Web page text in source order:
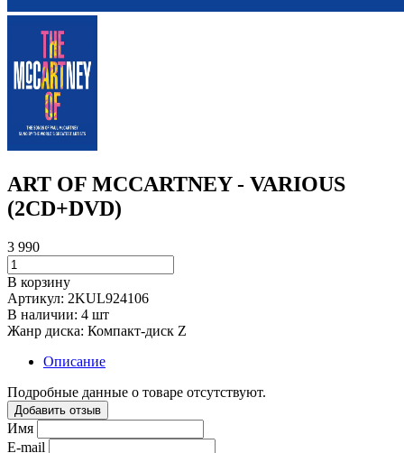
ART OF MCCARTNEY - VARIOUS
(2CD+DVD)
3 990
В корзину
Артикул: 2KUL924106
В наличии: 4 шт
Жанр диска: Компакт-диск Z
Описание
Подробные данные о товаре отсутствуют.
Добавить отзыв
Имя
E-mail